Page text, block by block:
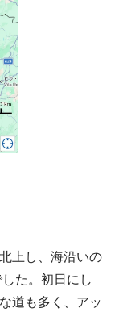
上し、海沿いの
た。初日にし
道も多く、アッ